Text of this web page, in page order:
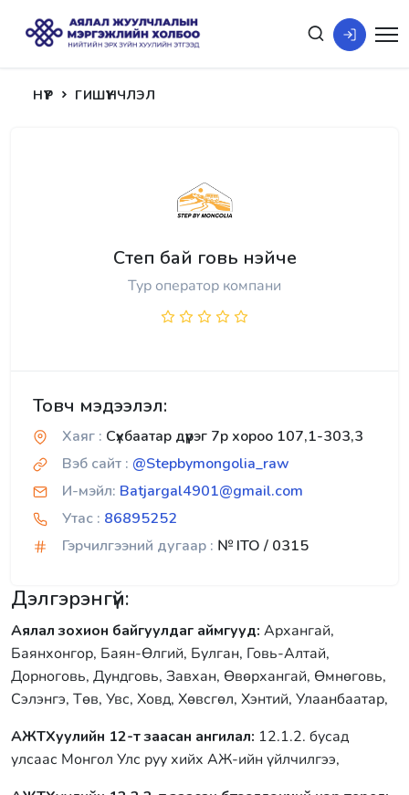
НҮҮР ГИШҮҮНЧЛЭЛ
Степ бай говь нэйче
Тур оператор компани
Товч мэдээлэл:
Хаяг : Сүхбаатар дүүрэг 7р хороо 107,1-303,3
Вэб сайт : @Stepbymongolia_raw
И-мэйл: Batjargal4901@gmail.com
Утас : 86895252
Гэрчилгээний дугаар : № ITO / 0315
Дэлгэрэнгүй:
Аялал зохион байгуулдаг аймгууд: Архангай,
Баянхонгор, Баян-Өлгий, Булган, Говь-Алтай,
Дорноговь, Дундговь, Завхан, Өвөрхангай, Өмнөговь,
Сэлэнгэ, Төв, Увс, Ховд, Хөвсгөл, Хэнтий, Улаанбаатар,
АЖТХуулийн 12-т заасан ангилал: 12.1.2. бусад
улсаас Монгол Улс руу хийх АЖ-ийн үйлчилгээ,